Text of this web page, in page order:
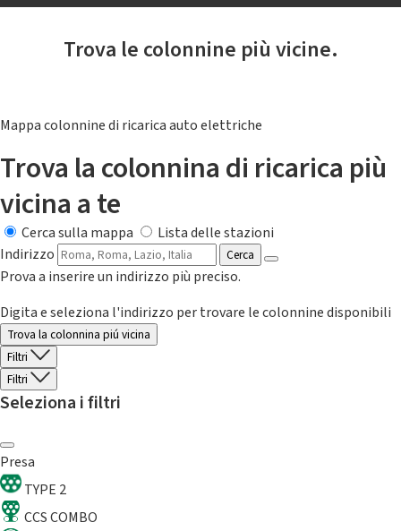
Trova le colonnine più vicine.
Mappa colonnine di ricarica auto elettriche
Trova la colonnina di ricarica più
vicina a te
Cerca sulla mappa
Lista delle stazioni
Indirizzo
Cerca
Prova a inserire un indirizzo più preciso.
Digita e seleziona l'indirizzo per trovare le colonnine disponibili
Trova la colonnina piú vicina
Filtri
Filtri
Seleziona i filtri
Presa
TYPE 2
CCS COMBO